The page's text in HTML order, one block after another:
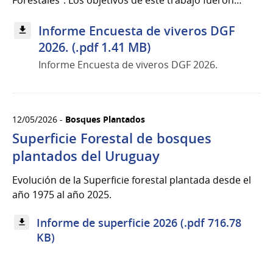
Informe Encuesta de viveros DGF
2026. (.pdf 1.41 MB)
Informe Encuesta de viveros DGF 2026.
12/05/2026 - Bosques Plantados
Superficie Forestal de bosques
plantados del Uruguay
Evolución de la Superficie forestal plantada desde el
año 1975 al año 2025.
Informe de superficie 2026 (.pdf 716.78
KB)